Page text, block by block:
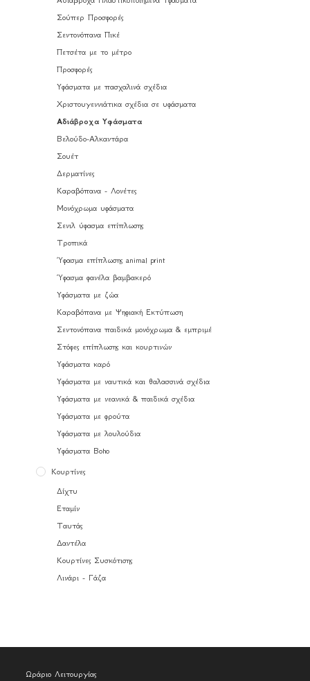
Σούπερ Προσφορές
Σεντονόπανα Πικέ
Πετσέτα με το μέτρο
Προσφορές
Υφάσματα με πασχαλινά σχέδια
Χριστουγεννιάτικα σχέδια σε υφάσματα
Αδιάβροχα Υφάσματα
Βελούδο-Αλκαντάρα
Σουέτ
Δερματίνες
Καραβόπανα - Λονέτες
Μονόχρωμα υφάσματα
Σενιλ ύφασμα επίπλωσης
Τροπικά
Ύφασμα επίπλωσης animal print
Ύφασμα φανέλα βαμβακερό
Υφάσματα με ζώα
Καραβόπανα με Ψηφιακή Εκτύπωση
Σεντονόπανα παιδικά μονόχρωμα & εμπριμέ
Στόφες επίπλωσης και κουρτινών
Υφάσματα καρό
Υφάσματα με ναυτικά και θαλασσινά σχέδια
Υφάσματα με νεανικά & παιδικά σχέδια
Υφάσματα με φρούτα
Υφάσματα με λουλούδια
Υφάσματα Boho
Κουρτίνες
Δίχτυ
Εταμίν
Ταυτάς
Δαντέλα
Κουρτίνες Συσκότισης
Λινάρι - Γάζα
Ωράριο Λειτουργίας